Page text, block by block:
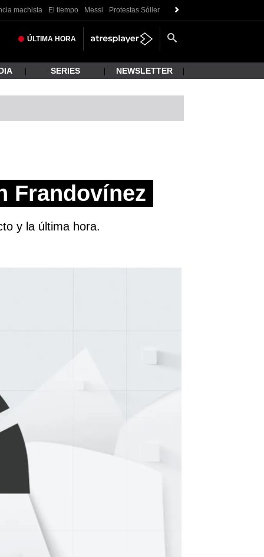
machista El tiempo Messi Protestas Sóller
ÚLTIMA HORA
SERIES NEWSLETTER
Frandovínez
y la última hora.